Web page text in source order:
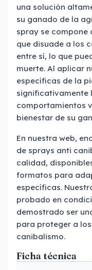
una solución
su ganado de la
spray se compone
que disuade a los
entre sí, lo que
muerte. Al aplicar
específicas de la
significativamente
comportamientos
bienestar de su
En nuestra web,
de sprays anti
calidad,
formatos para
específicas.
probado en
demostrado ser
para proteger a
canibalismo.
Ficha técnica